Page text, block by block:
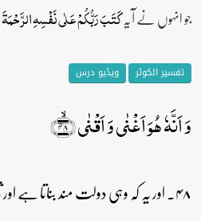
جو انہوں نے آیہکَتَبَ رَبُّکُمۡ عَلٰی نَفۡسِہِ الرَّحۡمَۃَ
تفسیر الکوثر ویڈیو درس
وَ اَنَّہٗ ہُوَ اَغۡنٰی وَ اَقۡنٰی ﴿ۙ۴۸﴾
۴۸۔ اور یہ کہ وہی دولت مند بناتا ہے اور ثابت سرمایہ دیتا ہے۔